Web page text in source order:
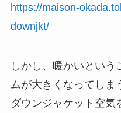
https://maison-
downjkt/
しかし、暖かいとい
ムが大きくなってしま
ダウンジャケット空気